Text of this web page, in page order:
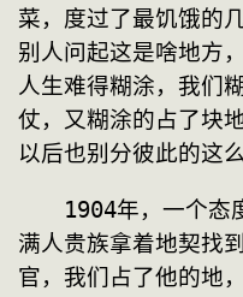
菜，度过了最饥饿的
别人问起这是啥地方
人生难得糊涂，我们
仗，又糊涂的占了块
以后也别分彼此的这
1904年，一个态度
满人贵族拿着地契找
官，我们占了他的地